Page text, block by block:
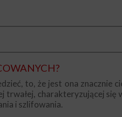
to, że jest ona znacznie
trwałej, charakteryzującej
i szlifowania.